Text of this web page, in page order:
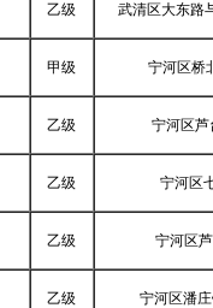
乙级 武清区大东路
甲级 宁河区桥
乙级 宁河区
乙级 宁河区
乙级 宁河区
乙级 宁河区潘